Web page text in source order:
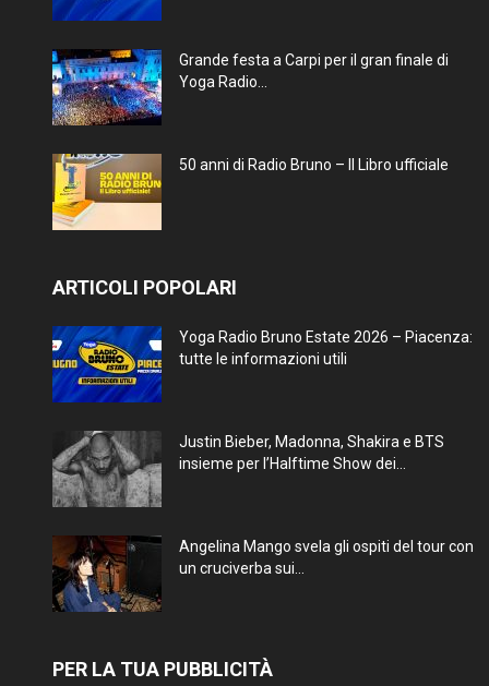
Grande festa a Carpi per il gran finale di
Yoga Radio...
50 anni di Radio Bruno – Il Libro ufficiale
ARTICOLI POPOLARI
Yoga Radio Bruno Estate 2026 – Piacenza:
tutte le informazioni utili
Justin Bieber, Madonna, Shakira e BTS
insieme per l’Halftime Show dei...
Angelina Mango svela gli ospiti del tour con
un cruciverba sui...
PER LA TUA PUBBLICITÀ